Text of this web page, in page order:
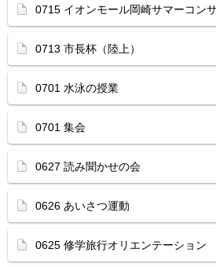
0715 イオンモール岡崎サマーコン
0713 市長杯（陸上）
0701 水泳の授業
0701 集会
0627 読み聞かせの会
0626 あいさつ運動
0625 修学旅行オリエンテーション